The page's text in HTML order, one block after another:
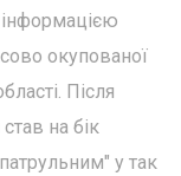
інформацією
окупованої
Після
на бік
у так